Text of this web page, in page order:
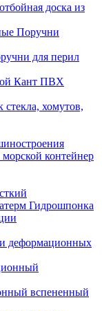
доска из
Поручни
для перил
Кант ПВХ
хомутов,
контейнер
Гидрошпонка
деформационных
вспененный